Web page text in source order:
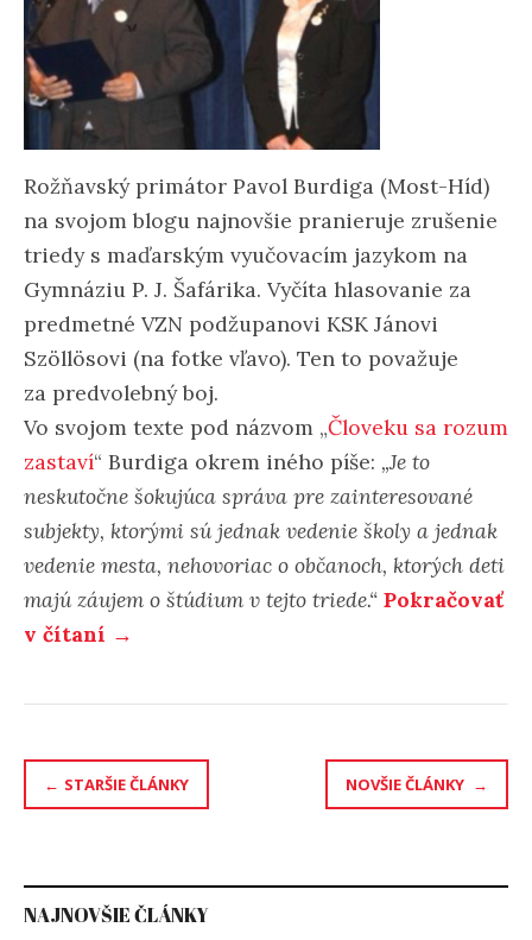
Rožňavský primátor Pavol Burdiga (Most-Híd)
na svojom blogu najnovšie pranieruje zrušenie
triedy s maďarským vyučovacím jazykom na
Gymnáziu P. J. Šafárika. Vyčíta hlasovanie za
predmetné VZN podžupanovi KSK Jánovi
Szöllösovi (na fotke vľavo). Ten to považuje
za predvolebný boj.
Vo svojom texte pod názvom „Človeku sa rozum
zastaví“ Burdiga okrem iného píše: „Je to
neskutočne šokujúca správa pre zainteresované
subjekty, ktorými sú jednak vedenie školy a jednak
vedenie mesta, nehovoriac o občanoch, ktorých deti
majú záujem o štúdium v tejto triede.“ Pokračovať
v čítaní →
Navigácia
STARŠIE ČLÁNKY NOVŠIE ČLÁNKY
NAJNOVŠIE ČLÁNKY